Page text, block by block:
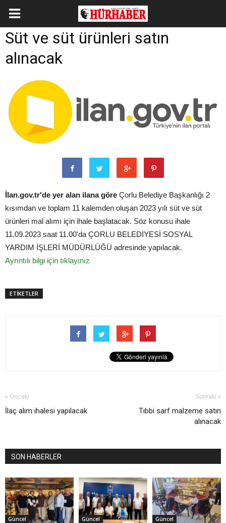
Süt ve süt ürünleri satın
alınacak
İlan.gov.tr'de yer alan ilana göre Çorlu Belediye Başkanlığı 2
kısımdan ve toplam 11 kalemden oluşan 2023 yılı süt ve süt
ürünleri mal alımı için ihale başlatacak. Söz konusu ihale
11.09.2023 saat 11.00'da ÇORLU BELEDİYESİ SOSYAL
YARDIM İŞLERİ MÜDÜRLÜĞÜ adresinde yapılacak.
Ayrıntılı bilgi için tıklayınız
ETİKETLER
« Önceki
İlaç alım ihalesi yapılacak
Sonraki »
Tıbbi sarf malzeme satın
alınacak
SON HABERLER
Güncel Güncel Güncel